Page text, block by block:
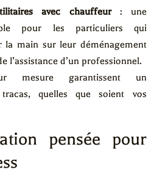
avec chauffeur: une
pour les particuliers qui
la main sur leur déménagement
l’assistance d’un professionnel.
mesure garantissent un
tracas, quelles que soient vos
pensée pour